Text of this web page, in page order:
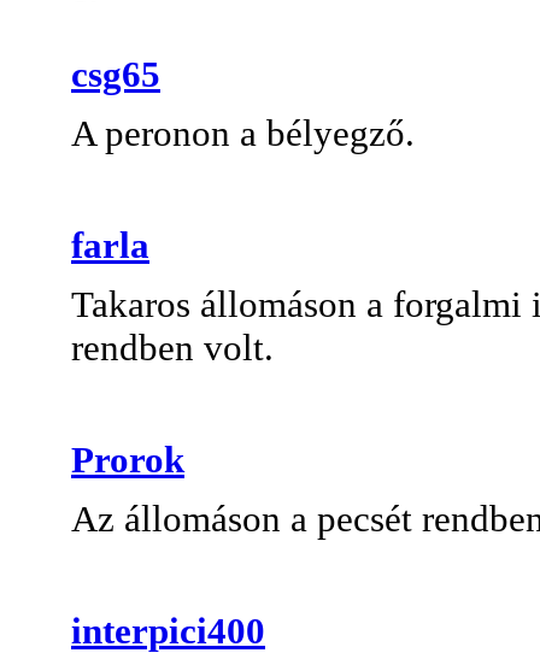
csg65
A peronon a bélyegző.
farla
Takaros állomáson a forgalmi
rendben volt.
Prorok
Az állomáson a pecsét
interpici400